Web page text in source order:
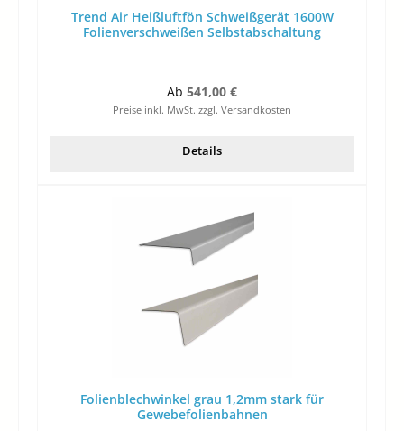
Trend Air Heißluftfön Schweißgerät 1600W
Folienverschweißen Selbstabschaltung
Regulärer Preis:
Ab 541,00 €
Preise inkl. MwSt. zzgl. Versandkosten
Details
Folienblechwinkel grau 1,2mm stark für
Gewebefolienbahnen